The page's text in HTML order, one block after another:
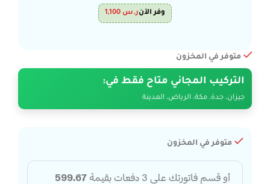
وفر الآنر.س
متوفر في المخزون
التركيب المجاني متاح فقط في:
جيزان، جدة، مكة، الرياض، المدينة
متوفر في المخزون